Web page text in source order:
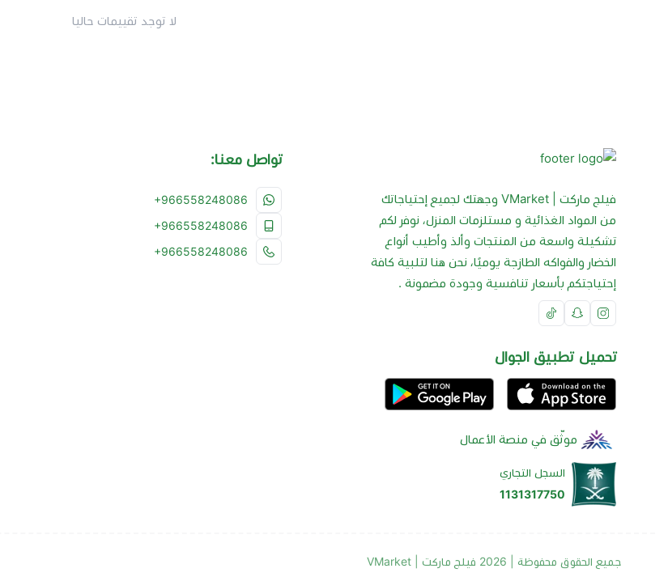
لا توجد تقييمات حاليا
فيلج ماركت | VMarket وجهتك لجميع إحتياجاتك
من المواد الغذائية و مستلزمات المنزل، نوفر لكم
تشكيلة واسعة من المنتجات وألذ وأطيب أنواع
الخضار والفواكه الطازجة يوميًا، نحن هنا لتلبية كافة
إحتياجتكم بأسعار تنافسية وجودة مضمونة .
تحميل تطبيق الجوال
موثّق في منصة الأعمال
السجل التجاري
1131317750
تواصل معنا:
+966558248086
+966558248086
+966558248086
جميع الحقوق محفوظة | 2026 فيلج ماركت | VMarket